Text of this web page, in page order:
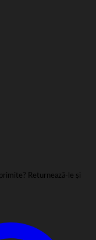
Returnează-le și